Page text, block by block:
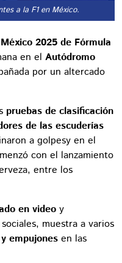
a la F1 en México.
2025 de Fórmula
en el Autódromo
por un altercado
pruebas de clasificación
de las escuderías
a golpesy en el
con el lanzamiento
entre los
en video y
muestra a varios
empujones en las